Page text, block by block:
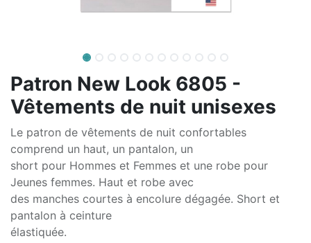
Patron New Look 6805 -
Vêtements de nuit unisexes
Le patron de vêtements de nuit confortables
comprend un haut, un pantalon, un
short pour Hommes et Femmes et une robe pour
Jeunes femmes. Haut et robe avec
des manches courtes à encolure dégagée. Short et
pantalon à ceinture
élastiquée.